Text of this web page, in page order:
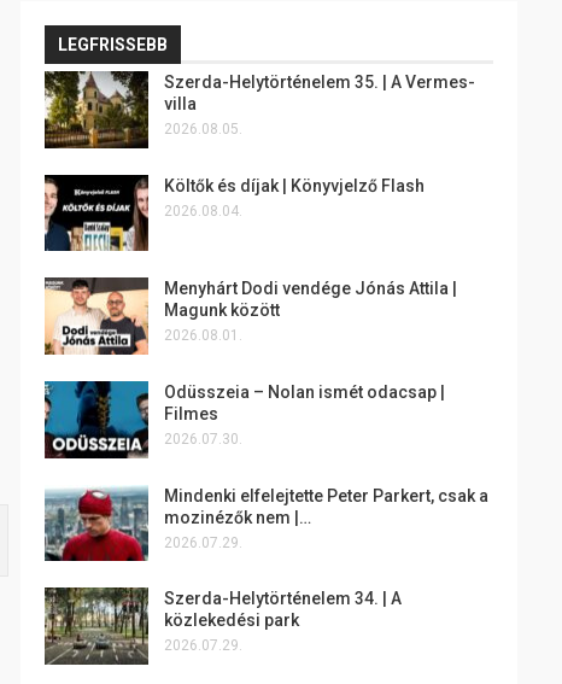
LEGFRISSEBB
Szerda-Helytörténelem 35. | A Vermes-
villa
2026.08.05.
Költők és díjak | Könyvjelző Flash
2026.08.04.
Menyhárt Dodi vendége Jónás Attila |
Magunk között
2026.08.01.
Odüsszeia – Nolan ismét odacsap |
Filmes
2026.07.30.
Mindenki elfelejtette Peter Parkert, csak a
mozinézők nem |…
2026.07.29.
Szerda-Helytörténelem 34. | A
közlekedési park
2026.07.29.